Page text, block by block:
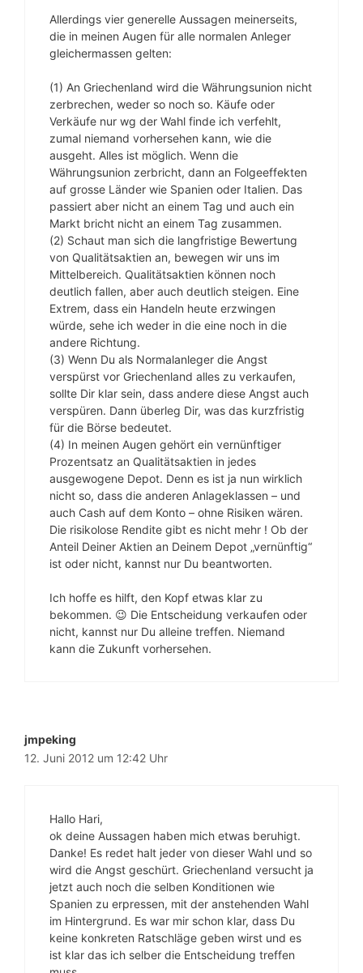
Allerdings vier generelle Aussagen meinerseits,
die in meinen Augen für alle normalen Anleger
gleichermassen gelten:
(1) An Griechenland wird die Währungsunion nicht
zerbrechen, weder so noch so. Käufe oder
Verkäufe nur wg der Wahl finde ich verfehlt,
zumal niemand vorhersehen kann, wie die
ausgeht. Alles ist möglich. Wenn die
Währungsunion zerbricht, dann an Folgeeffekten
auf grosse Länder wie Spanien oder Italien. Das
passiert aber nicht an einem Tag und auch ein
Markt bricht nicht an einem Tag zusammen.
(2) Schaut man sich die langfristige Bewertung
von Qualitätsaktien an, bewegen wir uns im
Mittelbereich. Qualitätsaktien können noch
deutlich fallen, aber auch deutlich steigen. Eine
Extrem, dass ein Handeln heute erzwingen
würde, sehe ich weder in die eine noch in die
andere Richtung.
(3) Wenn Du als Normalanleger die Angst
verspürst vor Griechenland alles zu verkaufen,
sollte Dir klar sein, dass andere diese Angst auch
verspüren. Dann überleg Dir, was das kurzfristig
für die Börse bedeutet.
(4) In meinen Augen gehört ein vernünftiger
Prozentsatz an Qualitätsaktien in jedes
ausgewogene Depot. Denn es ist ja nun wirklich
nicht so, dass die anderen Anlageklassen – und
auch Cash auf dem Konto – ohne Risiken wären.
Die risikolose Rendite gibt es nicht mehr ! Ob der
Anteil Deiner Aktien an Deinem Depot „vernünftig“
ist oder nicht, kannst nur Du beantworten.
Ich hoffe es hilft, den Kopf etwas klar zu
bekommen. 😉 Die Entscheidung verkaufen oder
nicht, kannst nur Du alleine treffen. Niemand
kann die Zukunft vorhersehen.
jmpeking
12. Juni 2012 um 12:42 Uhr
Hallo Hari,
ok deine Aussagen haben mich etwas beruhigt.
Danke! Es redet halt jeder von dieser Wahl und so
wird die Angst geschürt. Griechenland versucht ja
jetzt auch noch die selben Konditionen wie
Spanien zu erpressen, mit der anstehenden Wahl
im Hintergrund. Es war mir schon klar, dass Du
keine konkreten Ratschläge geben wirst und es
ist klar das ich selber die Entscheidung treffen